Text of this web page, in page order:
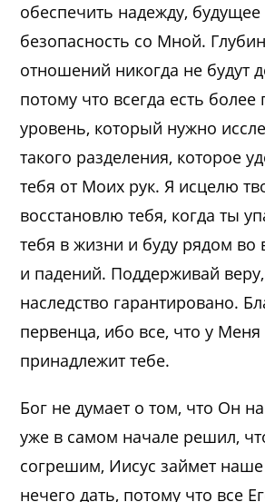
обеспечить надежду,
безопасность со Мной.
отношений никогда не будут
потому что всегда есть более
уровень, который нужно
такого разделения, которое
тебя от Моих рук. Я исцелю
восстановлю тебя, когда ты
тебя в жизни и буду рядом во
и падений. Поддерживай
наследство гарантировано.
первенца, ибо все, что у Меня
принадлежит тебе.
Бог не думает о том, что Он
уже в самом начале решил,
согрешим, Иисус займет
нечего дать, потому что все